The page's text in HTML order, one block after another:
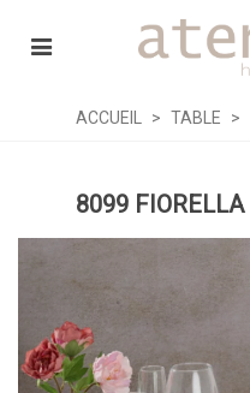
ACCUEIL > TABLE >
8099